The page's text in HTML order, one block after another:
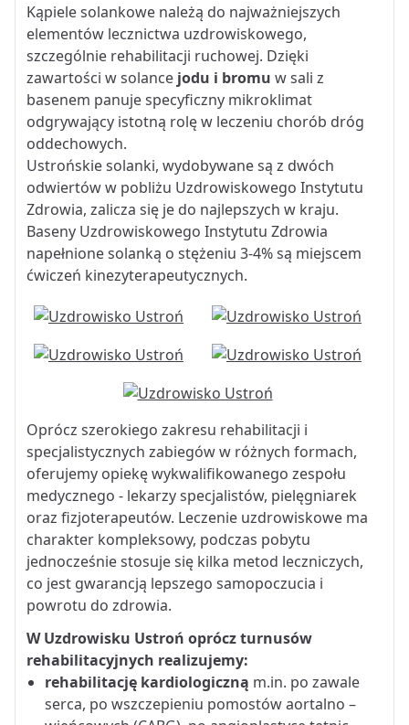
Kąpiele solankowe należą do najważniejszych
elementów lecznictwa uzdrowiskowego,
szczególnie rehabilitacji ruchowej. Dzięki
zawartości w solance jodu i bromu w sali z
basenem panuje specyficzny mikroklimat
odgrywający istotną rolę w leczeniu chorób dróg
oddechowych.
Ustrońskie solanki, wydobywane są z dwóch
odwiertów w pobliżu Uzdrowiskowego Instytutu
Zdrowia, zalicza się je do najlepszych w kraju.
Baseny Uzdrowiskowego Instytutu Zdrowia
napełnione solanką o stężeniu 3-4% są miejscem
ćwiczeń kinezyterapeutycznych.
Oprócz szerokiego zakresu rehabilitacji i
specjalistycznych zabiegów w różnych formach,
oferujemy opiekę wykwalifikowanego zespołu
medycznego - lekarzy specjalistów, pielęgniarek
oraz fizjoterapeutów. Leczenie uzdrowiskowe ma
charakter kompleksowy, podczas pobytu
jednocześnie stosuje się kilka metod leczniczych,
co jest gwarancją lepszego samopoczucia i
powrotu do zdrowia.
W Uzdrowisku Ustroń oprócz turnusów
rehabilitacyjnych realizujemy:
rehabilitację kardiologiczną m.in. po zawale
serca, po wszczepieniu pomostów aortalno –